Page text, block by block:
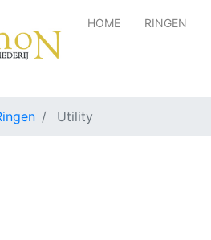
HOME RINGEN
Utility